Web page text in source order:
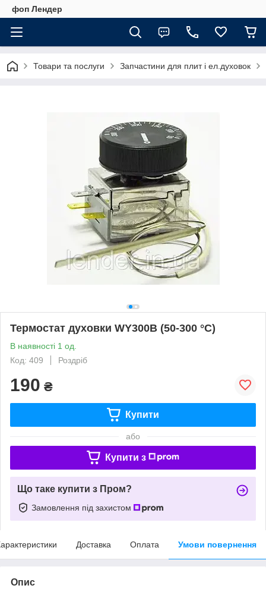
фоп Лендер
Товари та послуги Запчастини для плит і ел.духовок
Термостат духовки WY300B (50-300 °C)
В наявності 1 од.
Код: 409
Роздріб
190 ₴
Купити
або
Купити з
Що таке купити з Пром?
Замовлення під захистом
Доставка Оплата Умови повернення
Опис